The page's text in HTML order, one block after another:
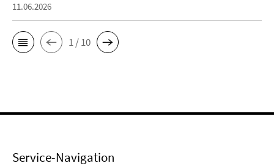
11.06.2026
1 / 10
Service-Navigation